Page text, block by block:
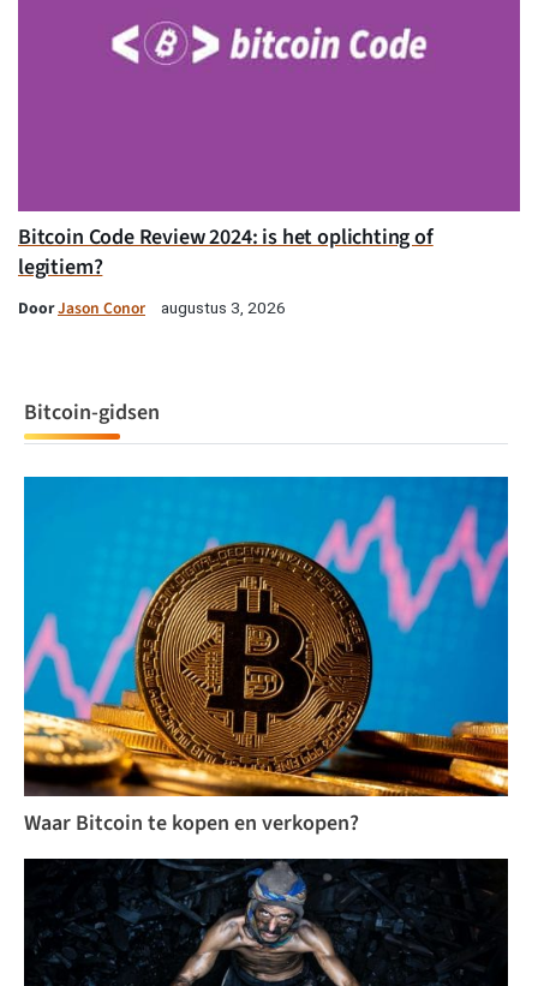
Bitcoin Code Review 2024: is het oplichting of
legitiem?
DoorJason Conor augustus 3, 2026
Bitcoin-gidsen
Waar Bitcoin te kopen en verkopen?